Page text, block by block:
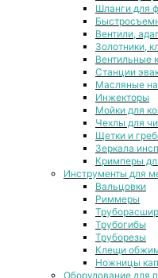
Шланги для
Вентили,
Золотники,
Вентильные
Станции
Масляные
Инжекторы
Мойки для
Чехлы для
Щетки и
Зеркала
Кримперы
Инструменты для
Вальцовки
Риммеры
Трубогибы
Труборезы
Клещи
Ножницы
Оборудование для